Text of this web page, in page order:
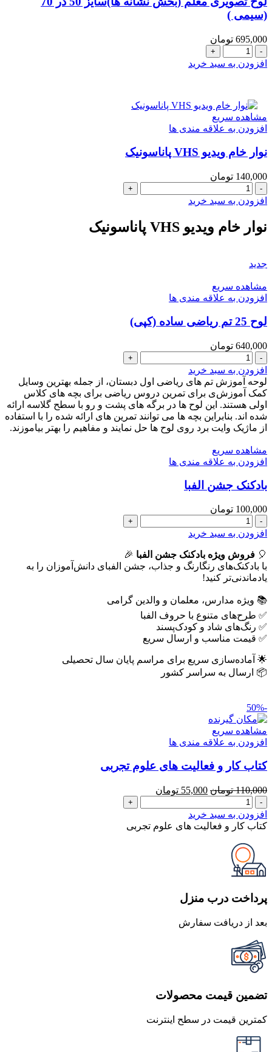
(سیمی )
695,000 تومان
لوح
تصويری
ها)سایز
50
در
(سیمی
عدد
افزودن به سبد خرید
مشاهده سریع
افزودن به علاقه مندی ها
نوار خام ویدیو VHS پاناسونیک
140,000 تومان
نوار
خام
VHS
پاناسونیک
افزودن به سبد خرید
نوار خام ویدیو VHS پاناسونیک
جدید
مشاهده سریع
افزودن به علاقه مندی ها
لوح 25 تم ریاضی ساده (کپی)
640,000 تومان
لوح
25
تم
ریاضی
ساده
(کپی)
عدد
افزودن به سبد خرید
لوحه آموزش تم های ریاضی اول دبستان، از جمله بهترین وسایل
کمک آموزش‌ی برای تمرین دروس ریاضی برای بچه های کلاس
اولی هستند. این لوح ها در برگه های پشت و رو با سطح گلاسه ارائه
شده اند. بنابراین بچه ها می توانند تمرین های ارائه شده را با استفاده
از ماژیک وایت برد روی لوح ها حل نمایند و مفاهیم را بهتر بیاموزند.
مشاهده سریع
افزودن به علاقه مندی ها
بادکنک جشن الفبا
100,000 تومان
بادکنک
جشن
عدد
افزودن به سبد خرید
🎈 فروش ویژه بادکنک جشن الفبا 🎉
با بادکنک‌های رنگارنگ و جذاب، جشن الفبای دانش‌آموزان را به
یادماندنی‌تر کنید!
📚 ویژه مدارس، معلمان و والدین گرامی
✅ طرح‌های متنوع با حروف الفبا
✅ رنگ‌های شاد و کودک‌پسند
✅ قیمت مناسب و ارسال سریع
🌟 آماده‌سازی سریع برای مراسم پایان سال تحصیلی
📦 ارسال به سراسر کشور
-50%
مشاهده سریع
افزودن به علاقه مندی ها
کتاب کار و فعالیت های علوم تجربی
110,000 تومان قیمت
بود.
55,000 تومان
فعلی
است.
کتاب
کار
و
های
علوم
تجربی
افزودن به سبد خرید
کتاب کار و فعالیت های علوم تجربی
پرداخت درب منزل
بعد از دریافت سفارش
تضمین قیمت محصولات
کمترین قیمت در سطح اینترنت